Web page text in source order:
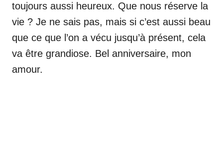
toujours aussi heureux. Que nous réserve la
vie ? Je ne sais pas, mais si c’est aussi beau
que ce que l’on a vécu jusqu’à présent, cela
va être grandiose. Bel anniversaire, mon
amour.